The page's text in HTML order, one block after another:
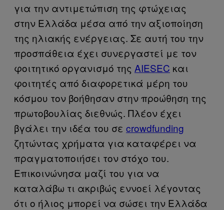
για την αντιμετώπιση της φτώχειας
στην Ελλάδα μέσα από την αξιοποίηση
της ηλιακής ενέργειας. Σε αυτή του την
προσπάθεια έχει συνεργαστεί με τον
φοιτητικό οργανισμό της AIESEC και
φοιτητές από διαφορετικά μέρη του
κόσμου τον βοήθησαν στην προώθηση της
πρωτοβουλίας διεθνώς. Πλέον έχει
βγάλει την ιδέα του σε crowdfunding
ζητώντας χρήματα για καταφέρει να
πραγματοποιήσει τον στόχο του.
Επικοινώνησα μαζί του για να
καταλάβω τι ακριβώς εννοεί λέγοντας
ότι ο ήλιος μπορεί να σώσει την Ελλάδα